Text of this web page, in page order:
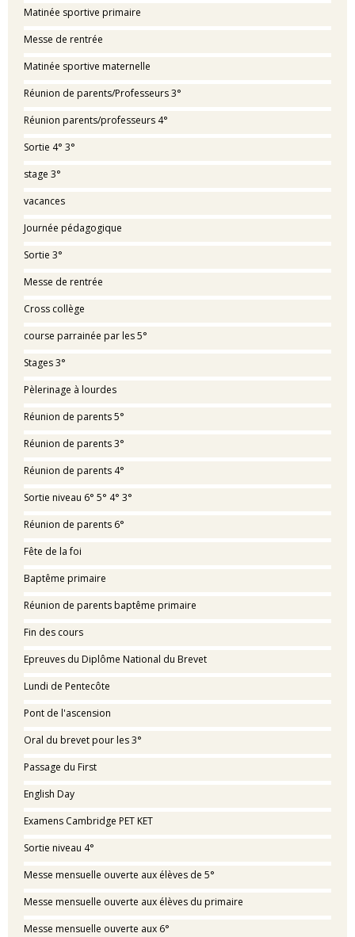
Matinée sportive primaire
Messe de rentrée
Matinée sportive maternelle
Réunion de parents/Professeurs 3°
Réunion parents/professeurs 4°
Sortie 4° 3°
stage 3°
vacances
Journée pédagogique
Sortie 3°
Messe de rentrée
Cross collège
course parrainée par les 5°
Stages 3°
Pèlerinage à lourdes
Réunion de parents 5°
Réunion de parents 3°
Réunion de parents 4°
Sortie niveau 6° 5° 4° 3°
Réunion de parents 6°
Fête de la foi
Baptême primaire
Réunion de parents baptême primaire
Fin des cours
Epreuves du Diplôme National du Brevet
Lundi de Pentecôte
Pont de l'ascension
Oral du brevet pour les 3°
Passage du First
English Day
Examens Cambridge PET KET
Sortie niveau 4°
Messe mensuelle ouverte aux élèves de 5°
Messe mensuelle ouverte aux élèves du primaire
Messe mensuelle ouverte aux 6°